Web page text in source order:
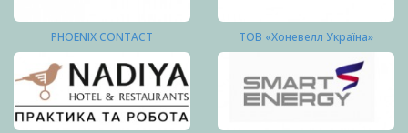
PHOENIX CONTACT ТОВ «Хоневелл Україна»